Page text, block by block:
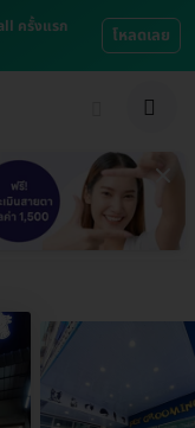
ครั้งแรก
โหลดเลย